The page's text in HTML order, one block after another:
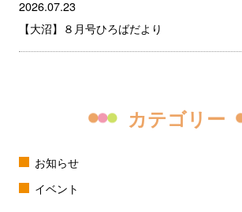
2026.07.23
【大沼】８月号ひろばだより
カテゴリー
お知らせ
イベント